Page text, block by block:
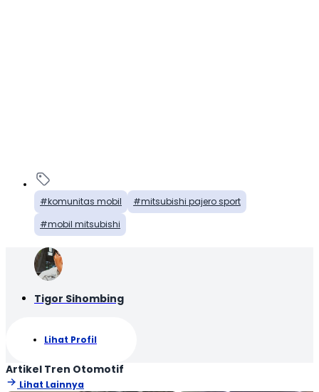
komunitas mobil
mitsubishi pajero sport
mobil mitsubishi
Tigor Sihombing
Lihat Profil
Artikel Tren Otomotif
Lihat Lainnya